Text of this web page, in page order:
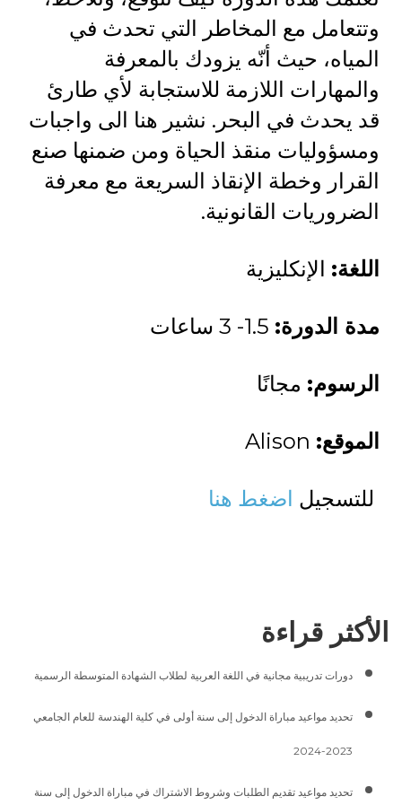
وتتعامل مع المخاطر التي تحدث في
المياه، حيث أنّه يزودك بالمعرفة
والمهارات اللازمة للاستجابة لأي طارئ
قد يحدث في البحر. نشير هنا الى واجبات
ومسؤوليات منقذ الحياة ومن ضمنها صنع
القرار وخطة الإنقاذ السريعة مع معرفة
الضروريات القانونية.
اللغة: الإنكليزية
مدة الدورة:
الرسوم: مجانًا
الموقع:
للتسجيل اضغط هنا
الأكثر قراءة
دورات تدريبية مجانية في اللغة العربية لطلاب الشهادة المتوسطة الرسمية
تحديد مواعيد مباراة الدخول إلى سنة أولى في كلية الهندسة للعام الجامعي
2023-2024
تحديد مواعيد تقديم الطلبات وشروط الاشتراك في مباراة الدخول إلى سنة